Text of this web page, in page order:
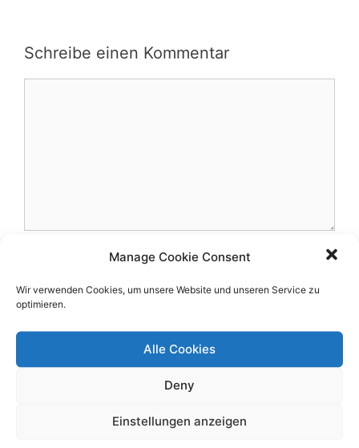
Manage Cookie Consent
Wir verwenden Cookies, um unsere Website und unseren Service zu
optimieren.
Alle Cookies
Deny
Einstellungen anzeigen
Schreibe einen Kommentar
E-
Mail
Website
für meinen nächsten Kommentar speichern.